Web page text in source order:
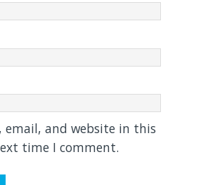
email, and website in this
time I comment.